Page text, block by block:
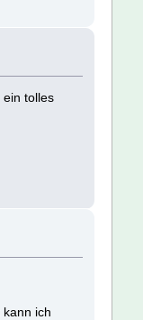
ein tolles
ich